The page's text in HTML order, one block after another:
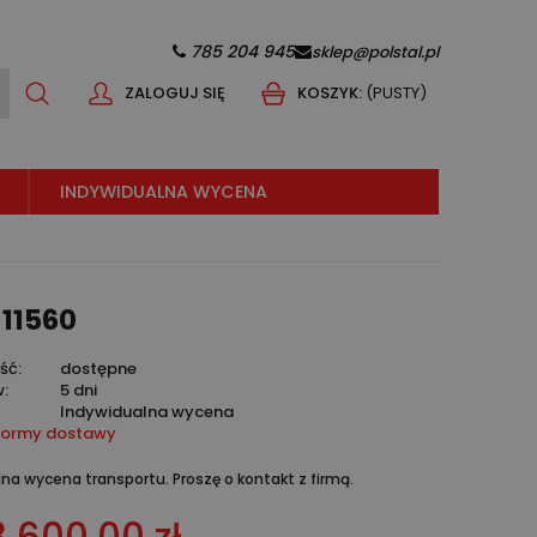
785 204 945
sklep@polstal.pl
KOSZYK: (PUSTY)
ZALOGUJ SIĘ
INDYWIDUALNA WYCENA
dostępne
5 dni
Indywidualna wycena
dostawy
wycena transportu. Proszę o kontakt z firmą.